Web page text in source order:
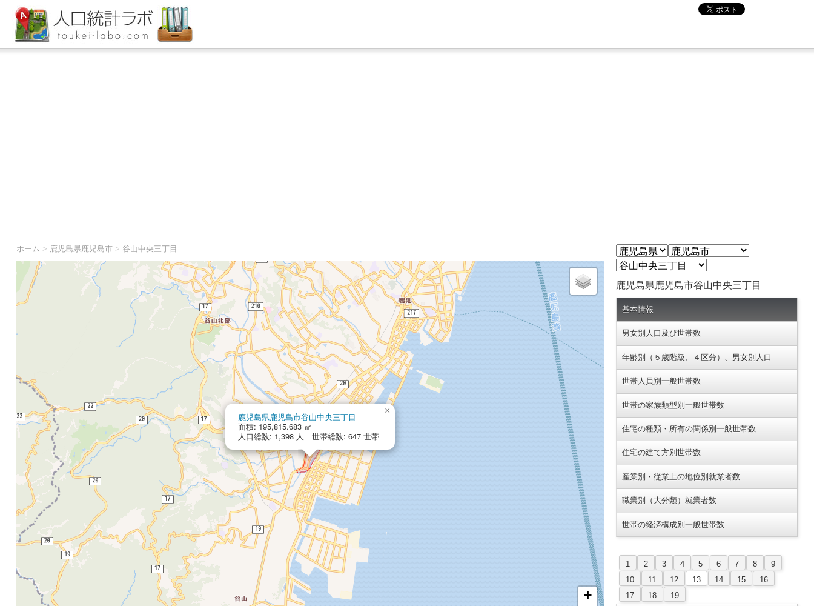
ホーム > 鹿児島県鹿児島市> 谷山中央三丁目
鹿児島県鹿児島市谷山中央三丁目
面積: 195,815.683 ㎡
人口総数: 1,398 人 世帯総数: 647 世帯
×
+
鹿児島県鹿児島市谷山中央三丁目
基本情報
男女別人口及び世帯数
年齢別（５歳階級、４区分）、男女別人口
世帯人員別一般世帯数
世帯の家族類型別一般世帯数
住宅の種類・所有の関係別一般世帯数
住宅の建て方別世帯数
産業別・従業上の地位別就業者数
職業別（大分類）就業者数
世帯の経済構成別一般世帯数
1 2 3 4 5 6 7 8
9
10
11 12 13 14 15
16
17
18
19